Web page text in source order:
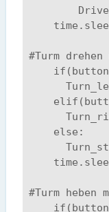
#Turm
      Turn_left()
      Turn_right()
      Turn_stop()
#Turm heben